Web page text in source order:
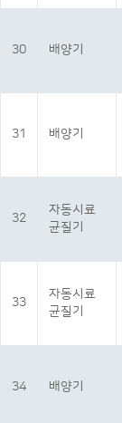
30 배양기
31 배양기
32
자동시료
균질기
33
자동시료
균질기
34 배양기